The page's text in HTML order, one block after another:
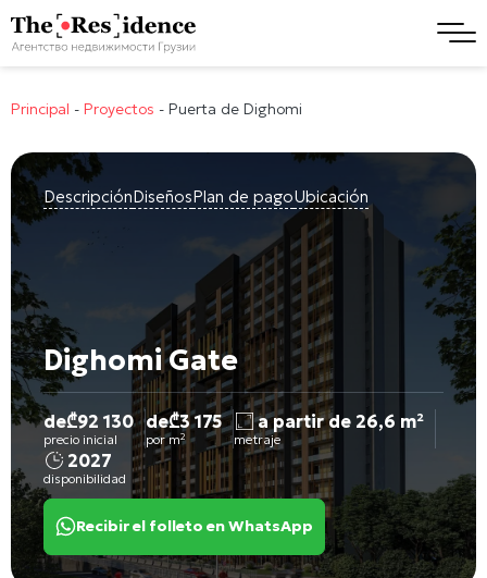
Principal - Proyectos - Puerta de Dighomi
DescripciónDiseñosPlan de pagoUbicación
Dighomi Gate
de₾92 130
precio inicial
de₾3 175
por m²
a partir de 26,6 m²
metraje
2027
disponibilidad
Recibir el folleto en WhatsApp